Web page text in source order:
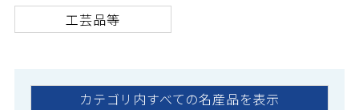
工芸品等
カテゴリ内すべての名産品を表示